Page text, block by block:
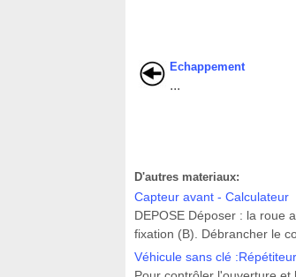
Echappement
...
D'autres materiaux:
Capteur avant - Calculateur
DEPOSE Déposer : la roue
fixation (B). Débrancher le
Véhicule sans clé